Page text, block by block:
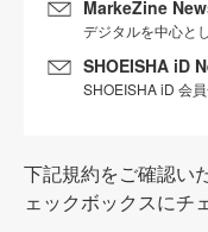
MarkeZine
デジタルを中心と
SHOEISHA iD
SHOEISHA iD 会
下記規約をご確認い
ェックボックスにチ